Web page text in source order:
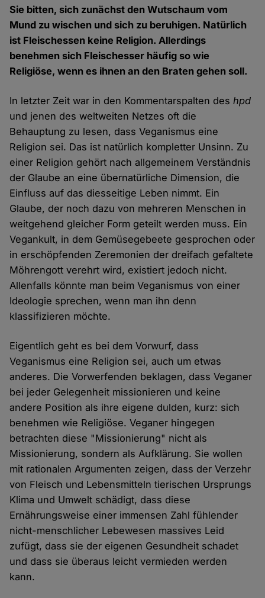
Sie bitten, sich zunächst den Wutschaum vom
Mund zu wischen und sich zu beruhigen. Natürlich
ist Fleischessen keine Religion. Allerdings
benehmen sich Fleischesser häufig so wie
Religiöse, wenn es ihnen an den Braten gehen soll.
In letzter Zeit war in den Kommentarspalten deshpd
und jenen des weltweiten Netzes oft die
Behauptung zu lesen, dass Veganismus eine
Religion sei. Das ist natürlich kompletter Unsinn. Zu
einer Religion gehört nach allgemeinem Verständnis
der Glaube an eine übernatürliche Dimension, die
Einfluss auf das diesseitige Leben nimmt. Ein
Glaube, der noch dazu von mehreren Menschen in
weitgehend gleicher Form geteilt werden muss. Ein
Vegankult, in dem Gemüsegebeete gesprochen oder
in erschöpfenden Zeremonien der dreifach gefaltete
Möhrengott verehrt wird, existiert jedoch nicht.
Allenfalls könnte man beim Veganismus von einer
Ideologie sprechen, wenn man ihn denn
klassifizieren möchte.
Eigentlich geht es bei dem Vorwurf, dass
Veganismus eine Religion sei, auch um etwas
anderes. Die Vorwerfenden beklagen, dass Veganer
bei jeder Gelegenheit missionieren und keine
andere Position als ihre eigene dulden, kurz: sich
benehmen wie Religiöse. Veganer hingegen
betrachten diese "Missionierung" nicht als
Missionierung, sondern als Aufklärung. Sie wollen
mit rationalen Argumenten zeigen, dass der Verzehr
von Fleisch und Lebensmitteln tierischen Ursprungs
Klima und Umwelt schädigt, dass diese
Ernährungsweise einer immensen Zahl fühlender
nicht-menschlicher Lebewesen massives Leid
zufügt, dass sie der eigenen Gesundheit schadet
und dass sie überaus leicht vermieden werden
kann.